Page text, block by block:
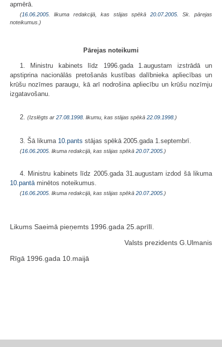
apmērā.
(16.06.2005 . likuma redakcijā, kas stājas spēkā20.07.2005.
Sk. pārejas
noteikumus.)
Pārejas noteikumi
1. Ministru kabinets līdz 1996.gada 1.augustam izstrādā un
apstiprina nacionālās pretošanās kustības dalībnieka apliecības un
krūšu nozīmes paraugu, kā arī nodrošina apliecību un krūšu nozīmju
izgatavošanu.
2. (Izslēgts ar 27.08.1998 . likumu, kas stājas spēkā 22.09.1998. )
3. Šā likuma 10.pants stājas spēkā 2005.gada 1.septembrī.
(16.06.2005 . likuma redakcijā, kas stājas spēkā 20.07.2005. )
4. Ministru kabinets līdz 2005.gada 31.augustam izdod šā likuma
10.pantā minētos noteikumus.
(16.06.2005 . likuma redakcijā, kas stājas spēkā 20.07.2005. )
Likums Saeimā pieņemts 1996.gada 25.aprīlī.
Valsts prezidents G.Ulmanis
Rīgā 1996.gada 10.maijā